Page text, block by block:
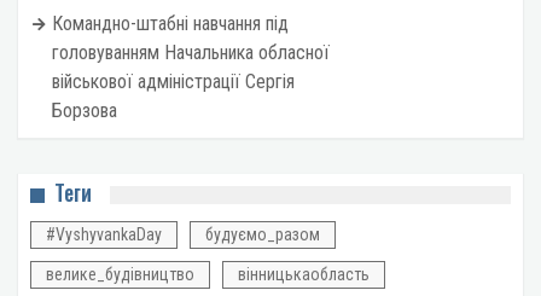
Командно-штабні навчання під
головуванням Начальника обласної
військової адміністрації Сергія
Борзова
Теги
#VyshyvankaDay будуємо_разом
велике_будівництво вінницькаобласть